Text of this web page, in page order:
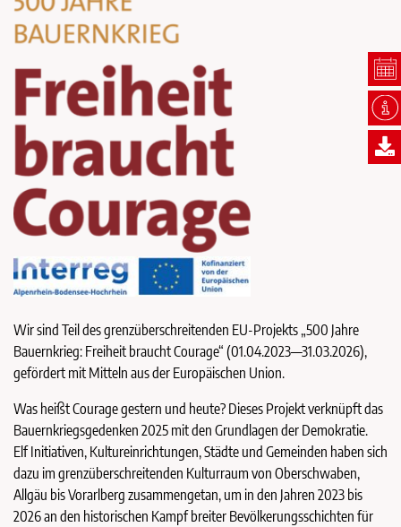
Wir sind Teil des grenzüberschreitenden EU-Projekts „500 Jahre
Bauernkrieg: Freiheit braucht Courage“ (01.04.2023—31.03.2026),
gefördert mit Mitteln aus der Europäischen Union.
Was heißt Courage gestern und heute? Dieses Projekt verknüpft das
Bauernkriegsgedenken 2025 mit den Grundlagen der Demokratie.
Elf Initiativen, Kultureinrichtungen, Städte und Gemeinden haben sich
dazu im grenzüberschreitenden Kulturraum von Oberschwaben,
Allgäu bis Vorarlberg zusammengetan, um in den Jahren 2023 bis
2026 an den historischen Kampf breiter Bevölkerungsschichten für